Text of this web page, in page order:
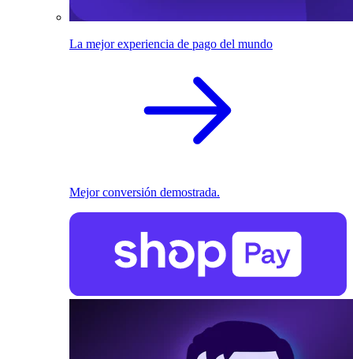
La mejor experiencia de pago del mundo
Mejor conversión demostrada.